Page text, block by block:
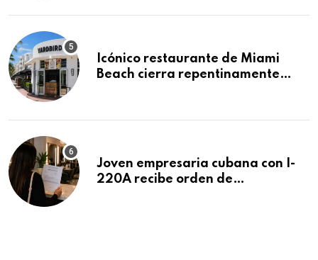
Icónico restaurante de Miami
Beach cierra repentinamente
Joven empresaria cubana con I-
220A recibe orden de